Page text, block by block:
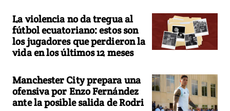
La violencia no da tregua al
fútbol ecuatoriano: estos son
los jugadores que perdieron la
vida en los últimos 12 meses
Manchester City prepara una
ofensiva por Enzo Fernández
ante la posible salida de Rodri